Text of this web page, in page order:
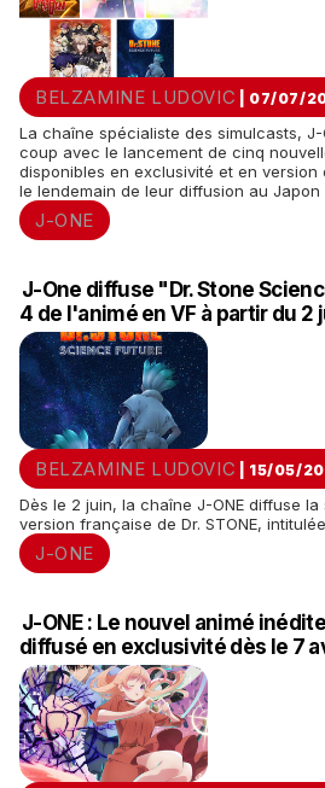
BELZAMINE LUDOVIC | 07/07/
La chaîne spécialiste des simulcasts,
coup avec le lancement de cinq
disponibles en exclusivité et en
le lendemain de leur diffusion au Japon
J-ONE
J-One diffuse "Dr. Stone
4 de l'animé en VF à partir du 2
BELZAMINE LUDOVIC | 15/05/
Dès le 2 juin, la chaîne J-ONE diffuse
version française de Dr. STONE,
J-ONE
J-ONE : Le nouvel animé
diffusé en exclusivité dès le 7